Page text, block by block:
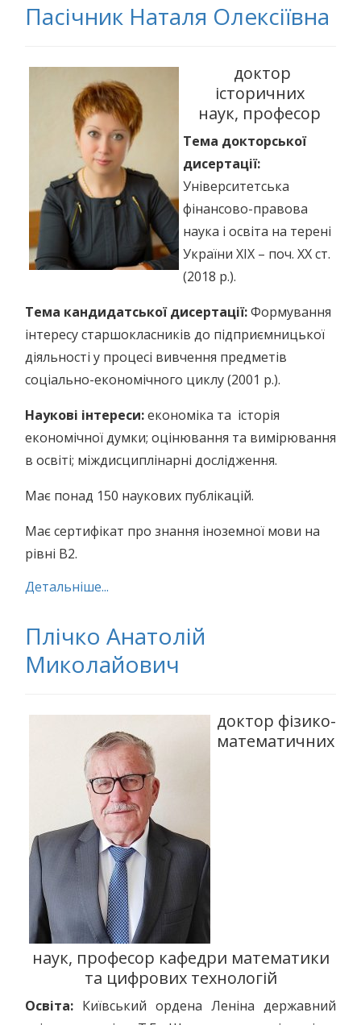
Пасічник Наталя Олексіївна
доктор
історичних
наук, професор
Тема докторської
дисертації:
Університетська
фінансово-правова
наука і освіта на терені
України ХІХ – поч. ХХ ст.
(2018 р.).
Тема кандидатської дисертації:Формування
інтересу старшокласників до підприємницької
діяльності у процесі вивчення предметів
соціально-економічного циклу (2001 р.).
Наукові інтереси:економіка та історія
економічної думки; оцінювання та вимірювання
в освіті; міждисциплінарні дослідження.
Має понад 150 наукових публікацій.
Має сертифікат про знання іноземної мови на
рівні В2.
Детальніше...
Плічко Анатолій
Миколайович
доктор фізико-
математичних
наук, професор кафедри математики
та цифрових технологій
Освіта: Київський ордена Леніна державний